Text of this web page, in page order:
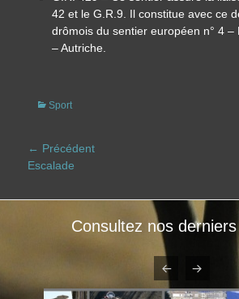
42 et le G.R.9. Il constitue avec ce
drômois du sentier européen n° 4 –
– Autriche.
Catégories
Sport
Navigation
de
← Précédent
Article
Escalade
Consultez nos